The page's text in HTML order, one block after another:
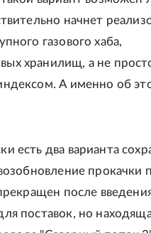
начнет
газового хаба,
хранилищ, а не
А именно об
есть два варианта
прокачки
после
поставок, но